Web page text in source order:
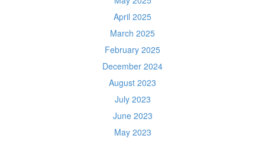
April 2025
March 2025
February 2025
December 2024
August 2023
July 2023
June 2023
May 2023